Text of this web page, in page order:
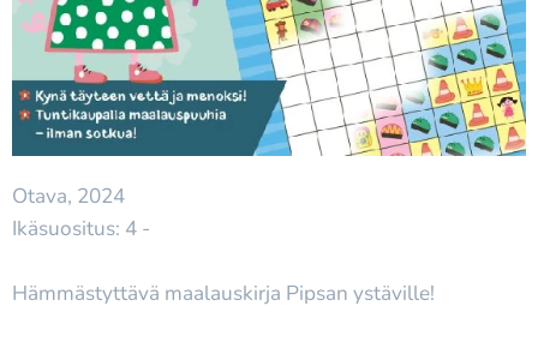
Otava, 2024
Ikäsuositus: 4 -
Hämmästyttävä maalauskirja Pipsan ystäville!